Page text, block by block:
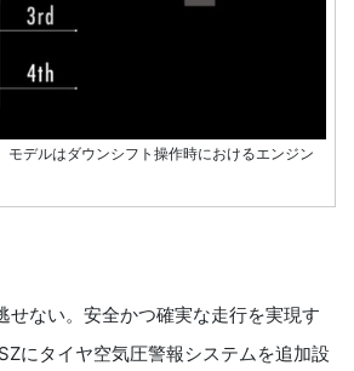
デルはダウンシフト操作時におけるエンジン
ない。安全かつ確実な走行を実現す
にタイヤ空気圧警報システムを追加設